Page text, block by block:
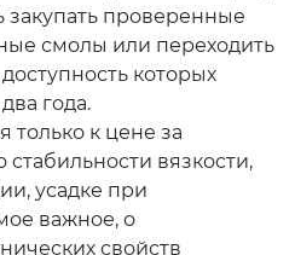
проверенные
смолы или переходить
которых
года.
только к цене за
вязкости,
усадке при
важное, о
свойств